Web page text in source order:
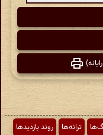
ترانه‌ها
روند بازدیدها